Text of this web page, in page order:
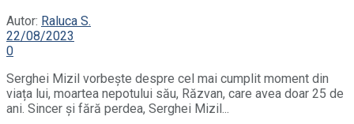
Autor: Raluca S.
22/08/2023
0
Serghei Mizil vorbește despre cel mai cumplit moment din
viața lui, moartea nepotului său, Răzvan, care avea doar 25 de
ani. Sincer și fără perdea, Serghei Mizil...